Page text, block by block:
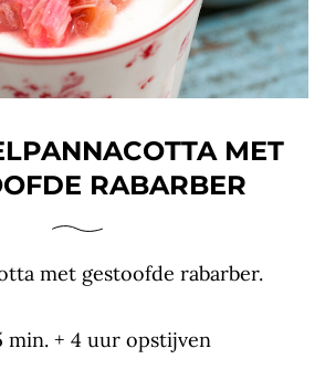
MET
RABARBER
met gestoofde rabarber.
min. + 4 uur opstijven